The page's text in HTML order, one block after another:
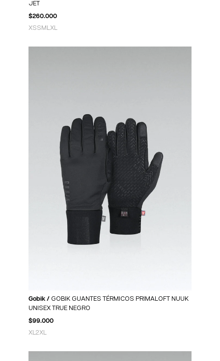
JET
$260.000
XSS M LXL
Gobik / GOBIK GUANTES TÉRMICOS PRIMALOFT NUUK
UNISEX TRUE NEGRO
$99.000
XL2XL